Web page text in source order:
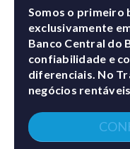
Somos o primeiro
exclusivamente
Banco Central do
confiabilidade e
diferenciais. No
negócios